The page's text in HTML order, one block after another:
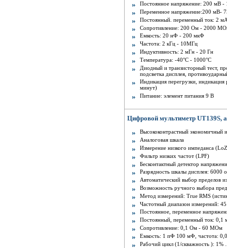
Постоянное напряжение: 200 мВ -
Переменное напряжение:200 мВ-
Постоянный. переменный ток: 2
Сопротивление: 200 Ом - 2000
Емкость: 20 нФ - 200 мкФ
Частота: 2 кГц - 10MГц
Индуктивность: 2 мГн - 20 Гн
Температура: -40°С - 1000°С
Диодный и транзисторный тест,
подсветка дисплея,
Индикация перегрузки,
минут)
Питание: элемент питания 9 В
Цифровой мультиметр UT139S,
Высококонтрастный экономичный
Аналоговая шкала
Измерение низкого импеданса
Фильтр низких частот (LPF)
Бесконтактный детектор
Разрядность шкалы дисплея: 6000
Автоматический выбор пределов
Возможность ручного выбора
Метод измерений: True RMS
Частотный диапазон измерений:
Постоянное, переменное
Постоянный, переменный ток: 0,1
Сопротивление: 0,1 Ом - 60 МОм
Емкость: 1 пФ 100 мФ, частота:
Рабочий цикл (1/скважность ): 1%